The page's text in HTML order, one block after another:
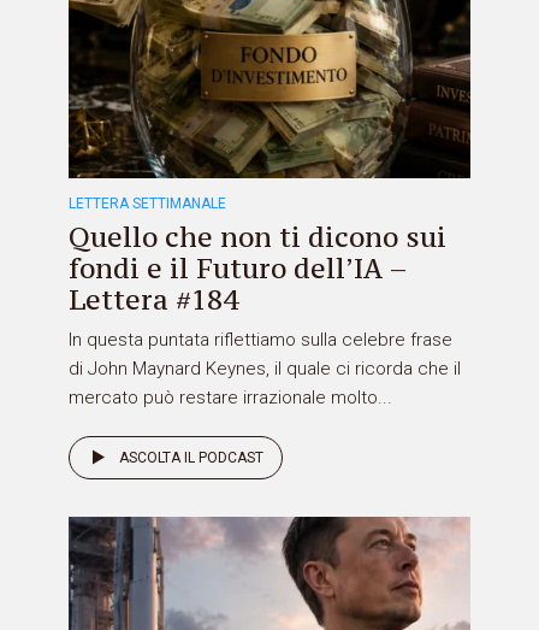
LETTERA SETTIMANALE
Quello che non ti dicono sui
fondi e il Futuro dell’IA –
Lettera #184
In questa puntata riflettiamo sulla celebre frase
di John Maynard Keynes, il quale ci ricorda che il
mercato può restare irrazionale molto...
ASCOLTA IL PODCAST